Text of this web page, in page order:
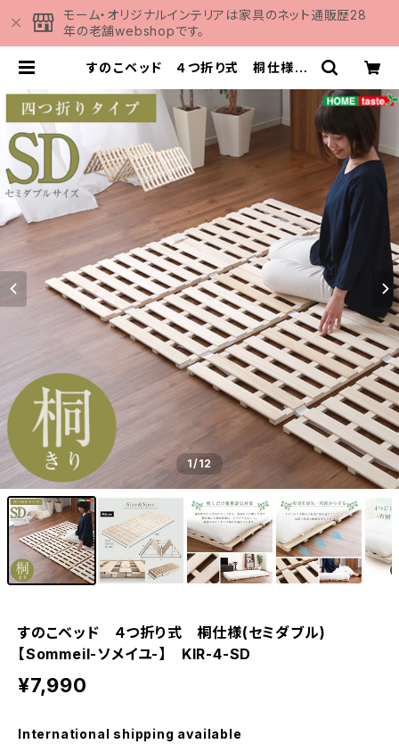
モーム・オリジナルインテリアは家具のネット通販歴28
年の老舗webshopです。
すのこベッド ４つ折り式 桐仕様(セ
KIR-4-SD | 家具の通販専門店 MO
MU
1/12
すのこベッド ４つ折り式 桐仕様(セミダブル)
【Sommeil-ソメイユ-】 KIR-4-SD
¥7,990
International shipping available